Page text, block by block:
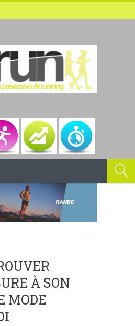
À SON
MODE